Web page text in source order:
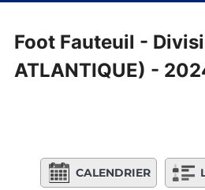
Foot Fauteuil -
ATLANTIQUE) -
CALENDRIER